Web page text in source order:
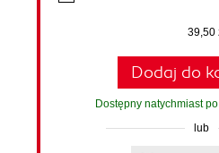
39,50
Dodaj do
Dostępny natychmiast
lub